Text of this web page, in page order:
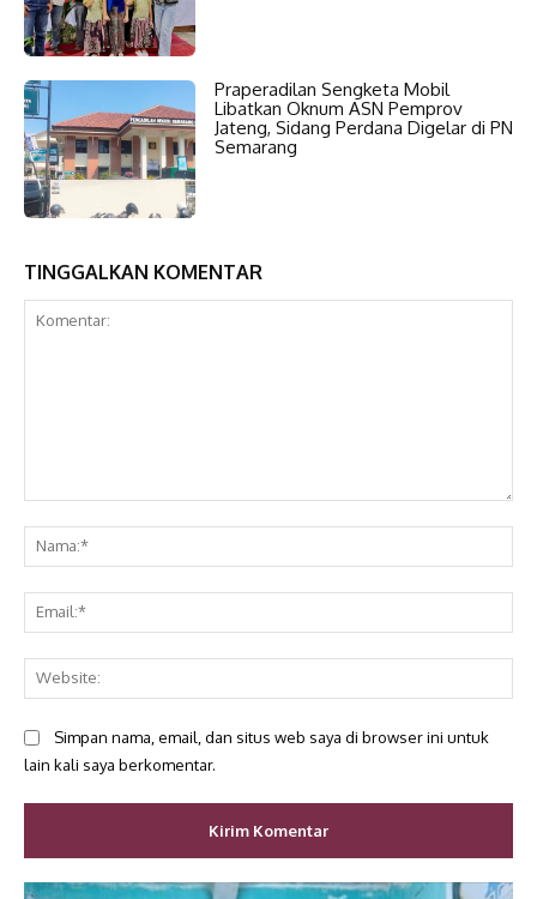
Praperadilan Sengketa Mobil
Libatkan Oknum ASN Pemprov
Jateng, Sidang Perdana Digelar di PN
Semarang
TINGGALKAN KOMENTAR
Simpan nama, email, dan situs web saya di browser ini untuk
lain kali saya berkomentar.